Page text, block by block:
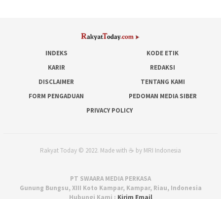
INDEKS
KODE ETIK
KARIR
REDAKSI
DISCLAIMER
TENTANG KAMI
FORM PENGADUAN
PEDOMAN MEDIA SIBER
PRIVACY POLICY
Rakyat Today © 2022. Made with ☕ by MRI Indonesia
PT SWAARA MEDIA PERKASA
Gunung Bungsu, XIII Koto Kampar, Kampar, Riau, Indonesia
Hubungi Kami : Kirim Email